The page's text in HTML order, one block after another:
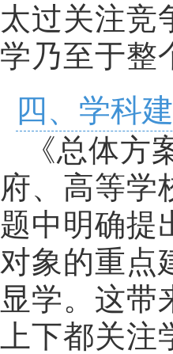
太过关注竞
学乃至于整
四、学科
《总体方
府、高等学
题中明确提
对象的重点
显学。这带
上下都关